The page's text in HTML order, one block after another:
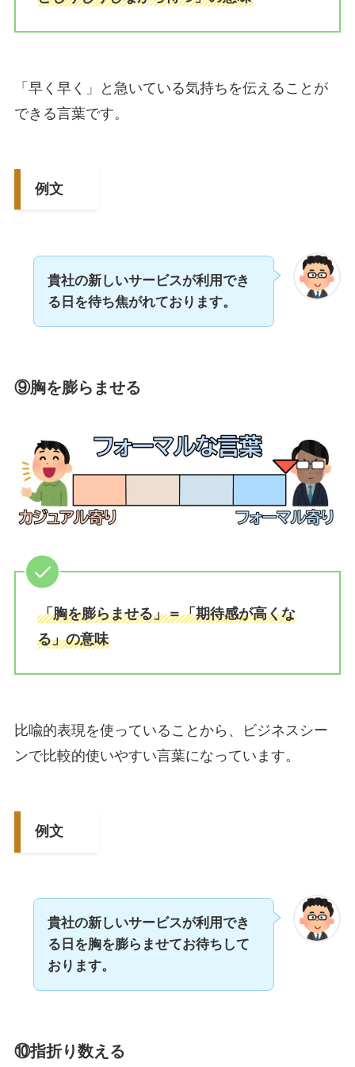
「早く早く」と急いている気持ちを伝えることが
できる言葉です。
例文
貴社の新しいサービスが利用でき
る日を待ち焦がれております。
⑨胸を膨らませる
「胸を膨らませる」＝「期待感が高くな
る」の意味
比喩的表現を使っていることから、ビジネスシー
ンで比較的使いやすい言葉になっています。
例文
貴社の新しいサービスが利用でき
る日を胸を膨らませてお待ちして
おります。
⑩指折り数える